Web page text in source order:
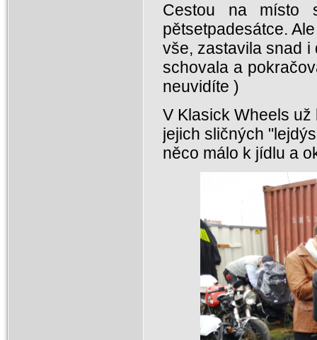
Cestou na místo
pětsetpadesátce.
vše, zastavila snad
schovala a
neuvidíte )
V Klasick Wheels
jejich sličných
něco málo k jídlu a